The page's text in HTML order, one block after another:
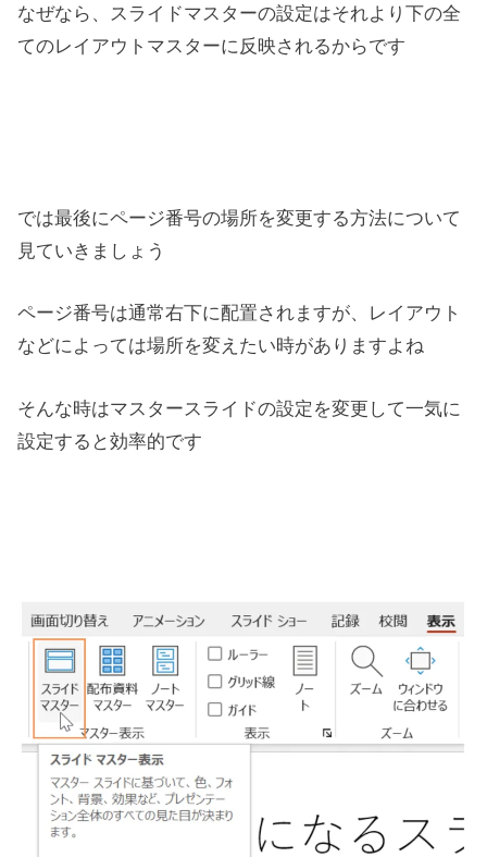
なぜなら、スライドマスターの設定はそれより下の全
てのレイアウトマスターに反映されるからです
では最後にページ番号の場所を変更する方法について
見ていきましょう
ページ番号は通常右下に配置されますが、レイアウト
などによっては場所を変えたい時がありますよね
そんな時はマスタースライドの設定を変更して一気に
設定すると効率的です